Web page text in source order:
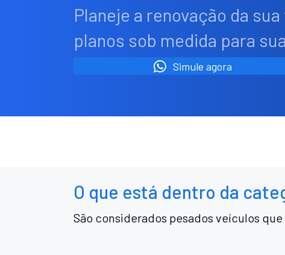
Planeje a renovação da
planos sob medida para
Simule agora
O que está dentro da
São considerados pesados veículos